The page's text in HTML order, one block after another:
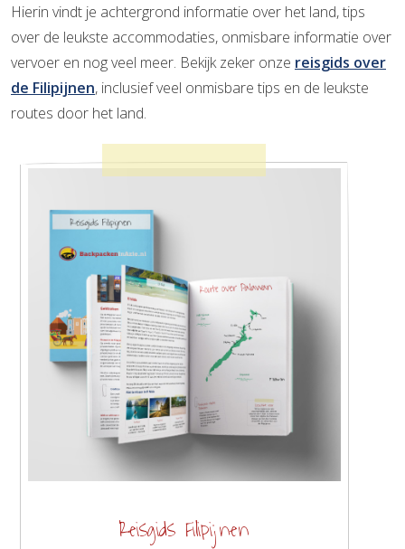
Hierin vindt je achtergrond informatie over het land, tips
over de leukste accommodaties, onmisbare informatie over
vervoer en nog veel meer. Bekijk zeker onze reisgids over
de Filipijnen, inclusief veel onmisbare tips en de leukste
routes door het land.
Reisgids Filipijnen